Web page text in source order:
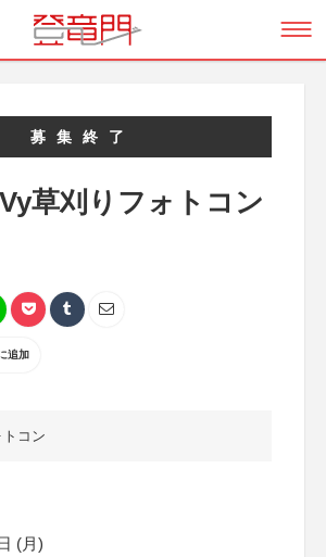
募集終了
草刈りフォトコン
追加
コン
(月)